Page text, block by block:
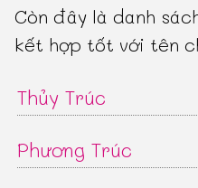
Còn đây là danh
kết hợp tốt với tên
Thủy Trúc
Phương Trúc